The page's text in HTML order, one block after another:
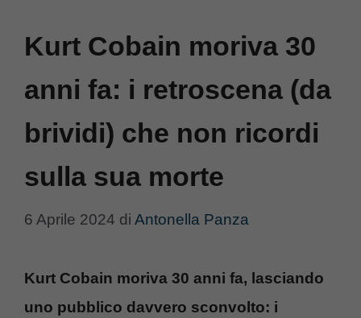
Kurt Cobain moriva 30
anni fa: i retroscena (da
brividi) che non ricordi
sulla sua morte
6 Aprile 2024 di Antonella Panza
Kurt Cobain moriva 30 anni fa, lasciando
uno pubblico davvero sconvolto: i